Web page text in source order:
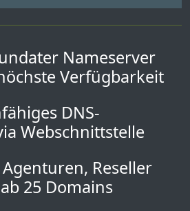
Nameserver
Verfügbarkeit
DNS-
Webschnittstelle
Reseller
25 Domains